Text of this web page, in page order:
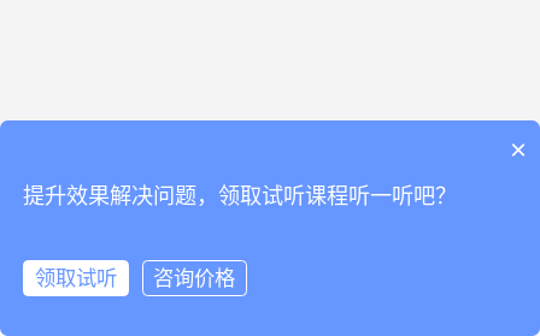
首页 信息流广告 信息流干货 信息流教程
×
提升效果解决问题，领取试听课程听一听吧？
领取试听
咨询价格
领取试听